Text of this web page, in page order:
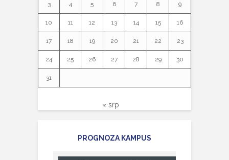
3 4 5 6 7 8 9
10 11 12 13 14 15 16
17 18 19 20 21 22 23
24 25 26 27 28 29 30
31
« srp
PROGNOZA KAMPUS